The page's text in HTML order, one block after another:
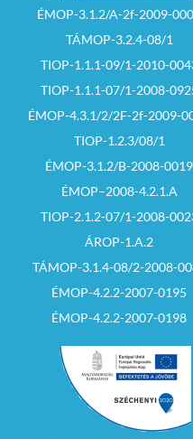
ÉMOP-3.1.2/A-2f-2009-
TÁMOP-3.2.4-08/1
TIOP-1.1.1-09/1-2010-
TIOP-1.1.1-07/1-2008-
ÉMOP-4.3.1/2/2F-2f-2009-
TIOP-1.2.3/08/1
ÉMOP-3.1.2/B-2008-0019
ÉMOP–2008-4.2.1.A
TIOP-2.1.2-07/1-2008-
ÁROP-1.A.2
TÁMOP-3.1.4-08/2-2008-
ÉMOP-4.2.2-2007-0195
ÉMOP-4.2.2-2007-0198